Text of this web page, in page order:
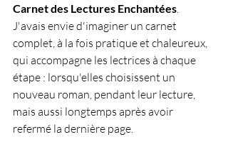
Carnet des Lectures Enchantées
J'avais envie d'imaginer un carnet
complet, à la fois pratique et chaleureux,
qui accompagne les lectrices à chaque
étape : lorsqu'elles choisissent un
nouveau roman, pendant leur lecture,
mais aussi longtemps après avoir
refermé la dernière page.